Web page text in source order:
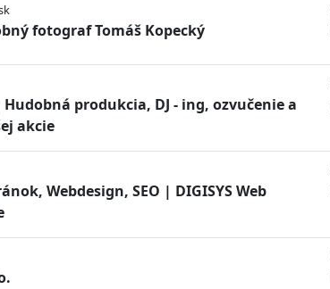
fotograf Tomáš Kopecký
Hudobná produkcia, DJ - ing, ozvučenie a
akcie
Webdesign, SEO | DIGISYS Web